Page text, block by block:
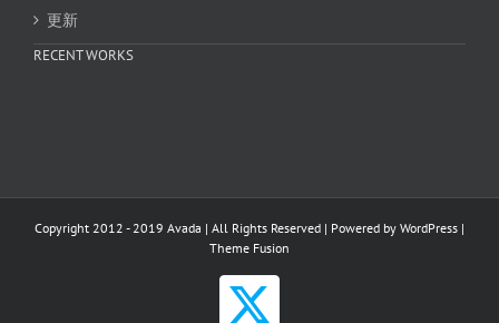
更新
RECENT WORKS
Copyright 2012 - 2019 Avada | All Rights Reserved | Powered by WordPress |
Theme Fusion